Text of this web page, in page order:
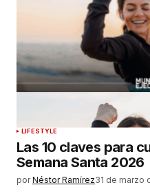
LIFESTYLE
Las 10 claves para
Semana Santa 2026
por Néstor Ramírez31 de marzo